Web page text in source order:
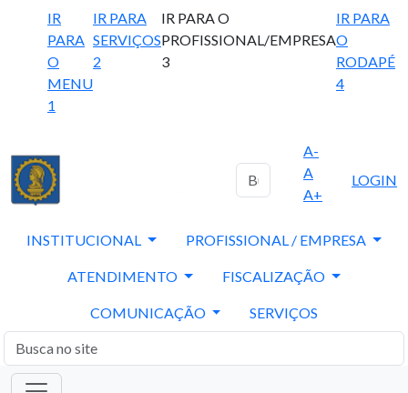
IR
PARA
O
MENU
1
IR PARA
SERVIÇOS
2
IR PARA O
PROFISSIONAL/EMPRESA
3
IR PARA
O
RODAPÉ
4
A-
A
A+
LOGIN
INSTITUCIONAL PROFISSIONAL / EMPRESA
ATENDIMENTO FISCALIZAÇÃO
COMUNICAÇÃO SERVIÇOS